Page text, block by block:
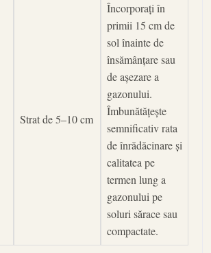
Strat de 5–10 cm
Încorporați în
primii 15 cm de
sol înainte de
însămânțare sau
de așezare a
gazonului.
Îmbunătățește
semnificativ rata
de înrădăcinare și
calitatea pe
termen lung a
gazonului pe
soluri sărace sau
compactate.